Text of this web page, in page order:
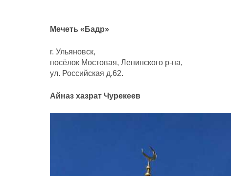
Мечеть «Бадр»
г. Ульяновск,
посёлок Мостовая, Ленинского р-на,
ул. Российская д.62.
Айназ хазрат Чурекеев